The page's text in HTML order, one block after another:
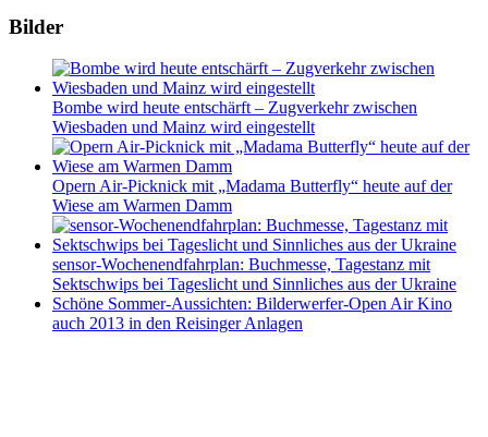
Bilder
Bombe wird heute entschärft – Zugverkehr zwischen
Wiesbaden und Mainz wird eingestellt
Opern Air-Picknick mit „Madama Butterfly“ heute auf der
Wiese am Warmen Damm
sensor-Wochenendfahrplan: Buchmesse, Tagestanz mit
Sektschwips bei Tageslicht und Sinnliches aus der Ukraine
Schöne Sommer-Aussichten: Bilderwerfer-Open Air Kino
auch 2013 in den Reisinger Anlagen